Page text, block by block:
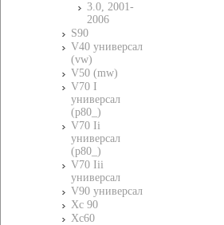
3.0, 2001-
2006
S90
V40 универсал
(vw)
V50 (mw)
V70 I
универсал
(p80_)
V70 Ii
универсал
(p80_)
V70 Iii
универсал
V90 универсал
Xc 90
Xc60